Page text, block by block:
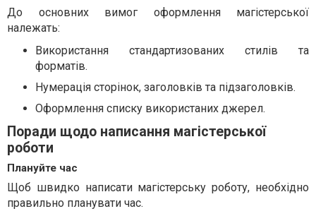
До основних вимог оформлення магістерської
належать:
Використання стандартизованих стилів та
форматів.
Нумерація сторінок, заголовків та підзаголовків.
Оформлення списку використаних джерел.
Поради щодо написання магістерської
роботи
Плануйте час
Щоб швидко написати магістерську роботу, необхідно
правильно планувати час.